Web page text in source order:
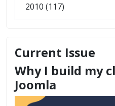
2010 (117)
Current Issue
Why I build my
Joomla